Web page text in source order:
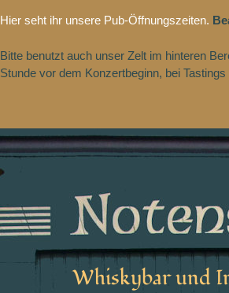
Hier seht ihr unsere Pub-Öffnungszeiten.
Bitte benutzt auch unser Zelt im hinteren
Stunde vor dem Konzertbeginn, bei
Whiskybar und